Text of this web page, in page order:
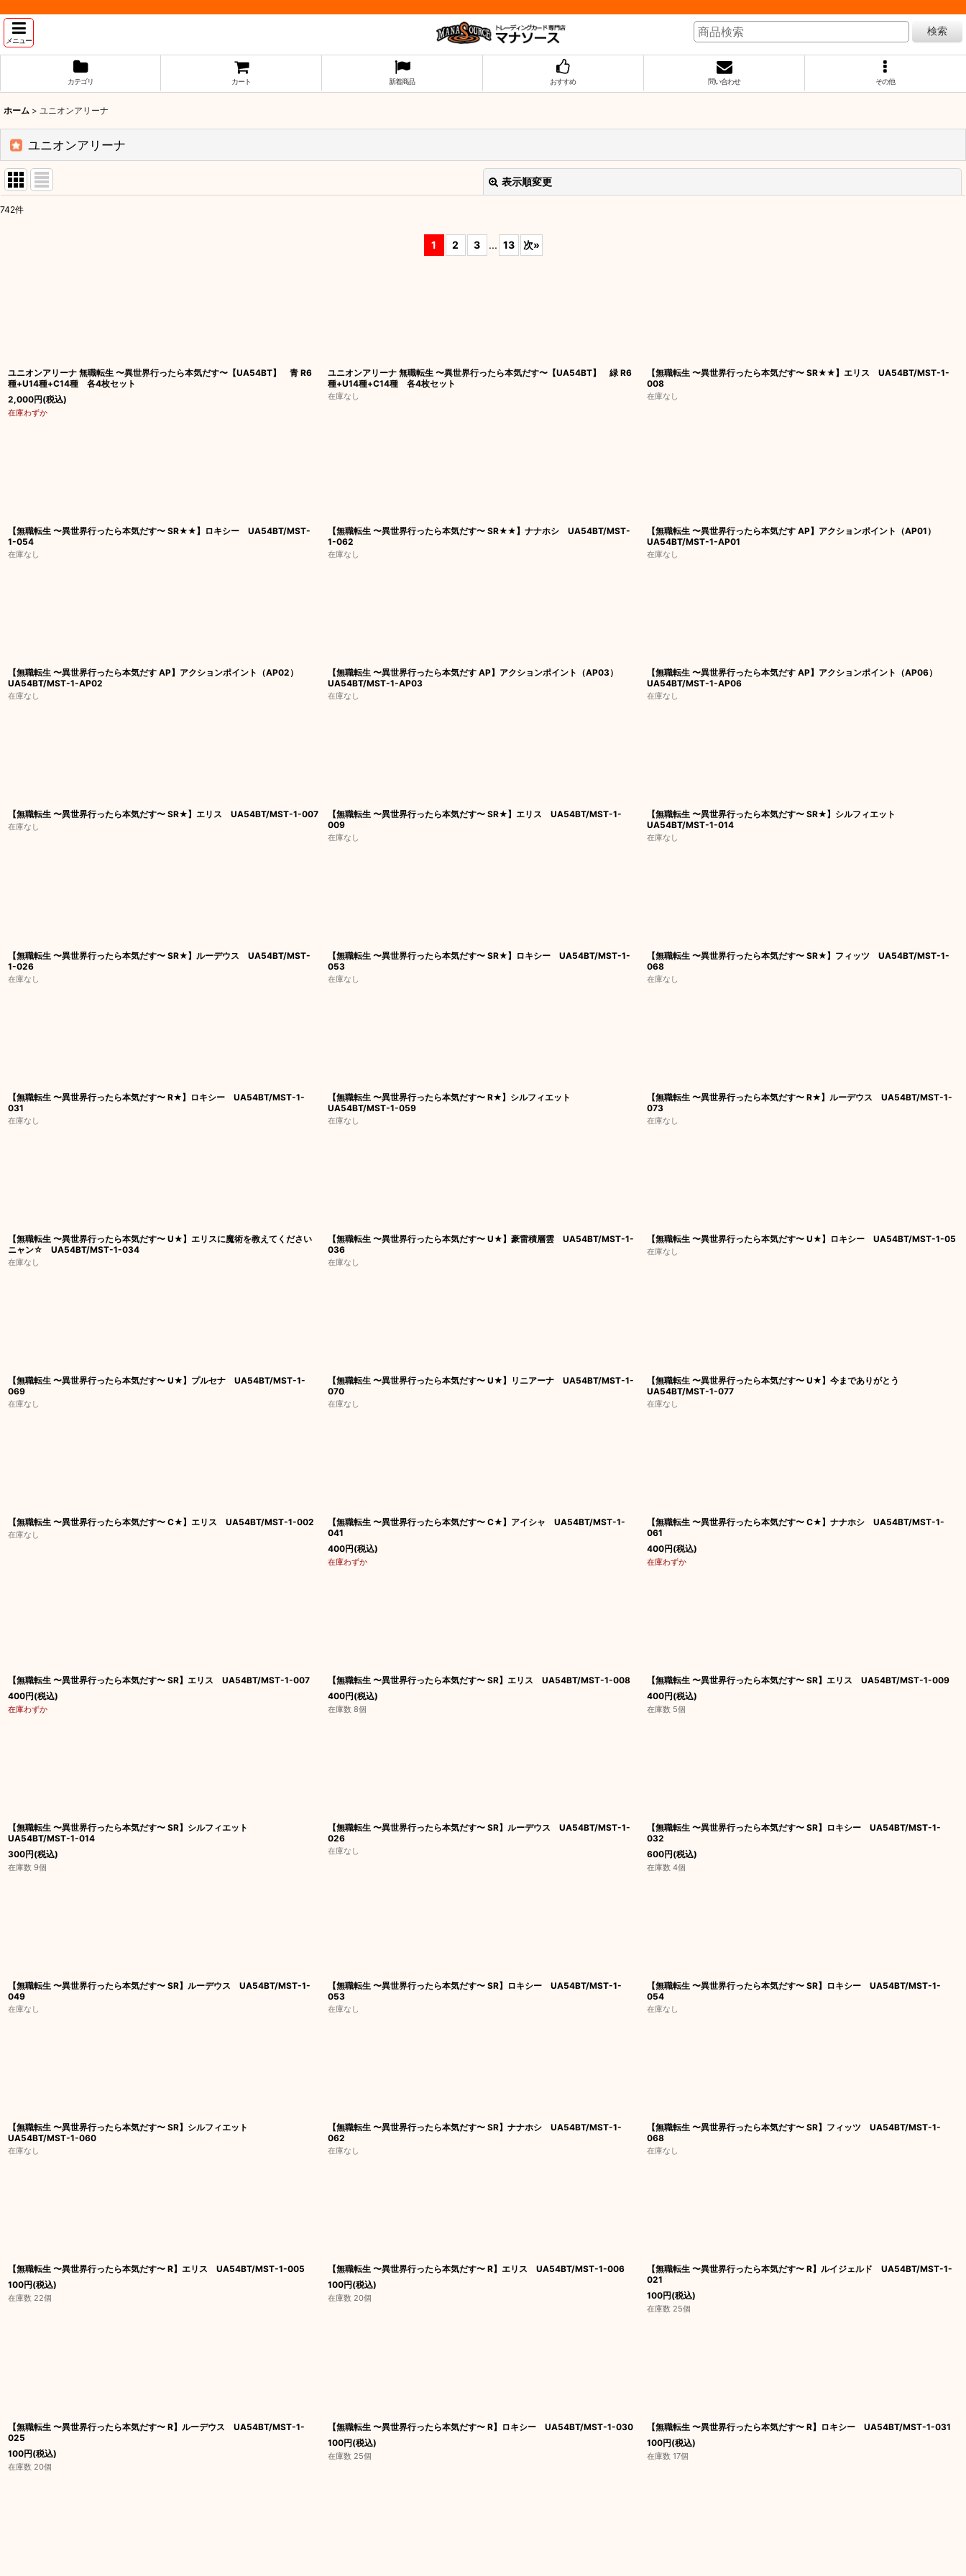
メニュー
検索
カテゴリ カート 新着商品 おすすめ 問い合わせ その他
ホーム > ユニオンアリーナ
ユニオンアリーナ
表示順変更
742件
1 2 3 ... 13 次»
ユニオンアリーナ 無職転生 〜異世界行ったら本気だす〜【UA54BT】 青 R6
種+U14種+C14種 各4枚セット
2,000円(税込)
在庫わずか
ユニオンアリーナ 無職転生 〜異世界行ったら本気だす〜【UA54BT】 緑 R6
種+U14種+C14種 各4枚セット
在庫なし
【無職転生 〜異世界行ったら本気だす〜 SR★★】エリス UA54BT/MST-1-
008
在庫なし
【無職転生 〜異世界行ったら本気だす〜 SR★★】ロキシー UA54BT/MST-
1-054
在庫なし
【無職転生 〜異世界行ったら本気だす〜 SR★★】ナナホシ UA54BT/MST-
1-062
在庫なし
【無職転生 〜異世界行ったら本気だす AP】アクションポイント（AP01）
UA54BT/MST-1-AP01
在庫なし
【無職転生 〜異世界行ったら本気だす AP】アクションポイント（AP02）
UA54BT/MST-1-AP02
在庫なし
【無職転生 〜異世界行ったら本気だす AP】アクションポイント（AP03）
UA54BT/MST-1-AP03
在庫なし
【無職転生 〜異世界行ったら本気だす AP】アクションポイント（AP06）
UA54BT/MST-1-AP06
在庫なし
【無職転生 〜異世界行ったら本気だす〜 SR★】エリス UA54BT/MST-1-007
在庫なし
【無職転生 〜異世界行ったら本気だす〜 SR★】エリス UA54BT/MST-1-
009
在庫なし
【無職転生 〜異世界行ったら本気だす〜 SR★】シルフィエット
UA54BT/MST-1-014
在庫なし
【無職転生 〜異世界行ったら本気だす〜 SR★】ルーデウス UA54BT/MST-
1-026
在庫なし
【無職転生 〜異世界行ったら本気だす〜 SR★】ロキシー UA54BT/MST-1-
053
在庫なし
【無職転生 〜異世界行ったら本気だす〜 SR★】フィッツ UA54BT/MST-1-
068
在庫なし
【無職転生 〜異世界行ったら本気だす〜 R★】ロキシー UA54BT/MST-1-
031
在庫なし
【無職転生 〜異世界行ったら本気だす〜 R★】シルフィエット
UA54BT/MST-1-059
在庫なし
【無職転生 〜異世界行ったら本気だす〜 R★】ルーデウス UA54BT/MST-1-
073
在庫なし
【無職転生 〜異世界行ったら本気だす〜 U★】エリスに魔術を教えてください
ニャン☆ UA54BT/MST-1-034
在庫なし
【無職転生 〜異世界行ったら本気だす〜 U★】豪雷積層雲 UA54BT/MST-1-
036
在庫なし
【無職転生 〜異世界行ったら本気だす〜 U★】ロキシー UA54BT/MST-1-05
在庫なし
【無職転生 〜異世界行ったら本気だす〜 U★】プルセナ UA54BT/MST-1-
069
在庫なし
【無職転生 〜異世界行ったら本気だす〜 U★】リニアーナ UA54BT/MST-1-
070
在庫なし
【無職転生 〜異世界行ったら本気だす〜 U★】今までありがとう
UA54BT/MST-1-077
在庫なし
【無職転生 〜異世界行ったら本気だす〜 C★】エリス UA54BT/MST-1-002
在庫なし
【無職転生 〜異世界行ったら本気だす〜 C★】アイシャ UA54BT/MST-1-
041
400円(税込)
在庫わずか
【無職転生 〜異世界行ったら本気だす〜 C★】ナナホシ UA54BT/MST-1-
061
400円(税込)
在庫わずか
【無職転生 〜異世界行ったら本気だす〜 SR】エリス UA54BT/MST-1-007
400円(税込)
在庫わずか
【無職転生 〜異世界行ったら本気だす〜 SR】エリス UA54BT/MST-1-008
400円(税込)
在庫数 8個
【無職転生 〜異世界行ったら本気だす〜 SR】エリス UA54BT/MST-1-009
400円(税込)
在庫数 5個
【無職転生 〜異世界行ったら本気だす〜 SR】シルフィエット
UA54BT/MST-1-014
300円(税込)
在庫数 9個
【無職転生 〜異世界行ったら本気だす〜 SR】ルーデウス UA54BT/MST-1-
026
在庫なし
【無職転生 〜異世界行ったら本気だす〜 SR】ロキシー UA54BT/MST-1-
032
600円(税込)
在庫数 4個
【無職転生 〜異世界行ったら本気だす〜 SR】ルーデウス UA54BT/MST-1-
049
在庫なし
【無職転生 〜異世界行ったら本気だす〜 SR】ロキシー UA54BT/MST-1-
053
在庫なし
【無職転生 〜異世界行ったら本気だす〜 SR】ロキシー UA54BT/MST-1-
054
在庫なし
【無職転生 〜異世界行ったら本気だす〜 SR】シルフィエット
UA54BT/MST-1-060
在庫なし
【無職転生 〜異世界行ったら本気だす〜 SR】ナナホシ UA54BT/MST-1-
062
在庫なし
【無職転生 〜異世界行ったら本気だす〜 SR】フィッツ UA54BT/MST-1-
068
在庫なし
【無職転生 〜異世界行ったら本気だす〜 R】エリス UA54BT/MST-1-005
100円(税込)
在庫数 22個
【無職転生 〜異世界行ったら本気だす〜 R】エリス UA54BT/MST-1-006
100円(税込)
在庫数 20個
【無職転生 〜異世界行ったら本気だす〜 R】ルイジェルド UA54BT/MST-1-
021
100円(税込)
在庫数 25個
【無職転生 〜異世界行ったら本気だす〜 R】ルーデウス UA54BT/MST-1-
025
100円(税込)
在庫数 20個
【無職転生 〜異世界行ったら本気だす〜 R】ロキシー UA54BT/MST-1-030
100円(税込)
在庫数 25個
【無職転生 〜異世界行ったら本気だす〜 R】ロキシー UA54BT/MST-1-031
100円(税込)
在庫数 17個